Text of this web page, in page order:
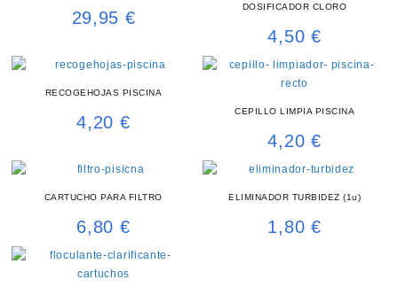
29,95 €
DOSIFICADOR CLORO
4,50 €
RECOGEHOJAS PISCINA
4,20 €
CEPILLO LIMPIA PISCINA
4,20 €
CARTUCHO PARA FILTRO
6,80 €
ELIMINADOR TURBIDEZ (1u)
1,80 €